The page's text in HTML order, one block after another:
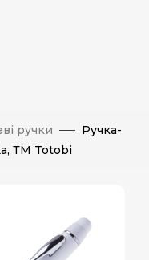
ручки
Ручка-
ТМ Totobi